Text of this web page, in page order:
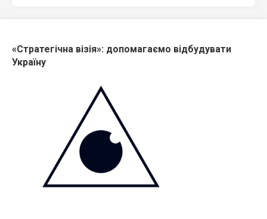
«Стратегічна візія»: допомагаємо відбудувати
Україну